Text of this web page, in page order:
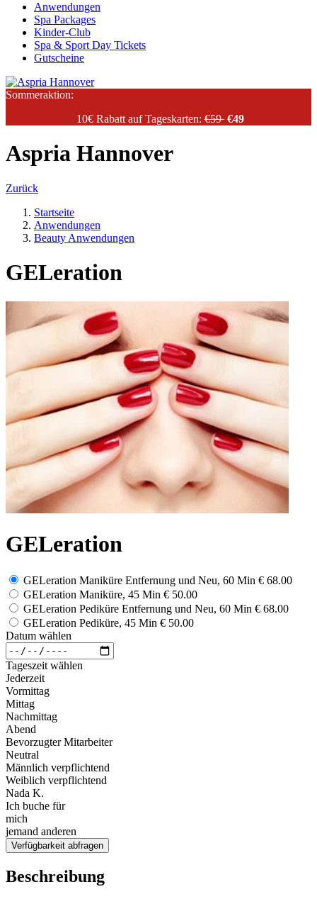
Anwendungen
Spa Packages
Kinder-Club
Spa & Sport Day Tickets
Gutscheine
Sommeraktion:
10€ Rabatt auf Tageskarten: €59 €49
Aspria Hannover
Zurück
Startseite
Anwendungen
Beauty Anwendungen
GELeration
GELeration
GELeration Maniküre Entfernung und Neu, 60 Min € 68.00
GELeration Maniküre, 45 Min € 50.00
GELeration Pediküre Entfernung und Neu, 60 Min € 68.00
GELeration Pediküre, 45 Min € 50.00
Datum wählen
Tageszeit wählen
Jederzeit
Vormittag
Mittag
Nachmittag
Abend
Bevorzugter Mitarbeiter
Neutral
Männlich verpflichtend
Weiblich verpflichtend
Nada K.
Ich buche für
mich
jemand anderen
Verfügbarkeit abfragen
Beschreibung